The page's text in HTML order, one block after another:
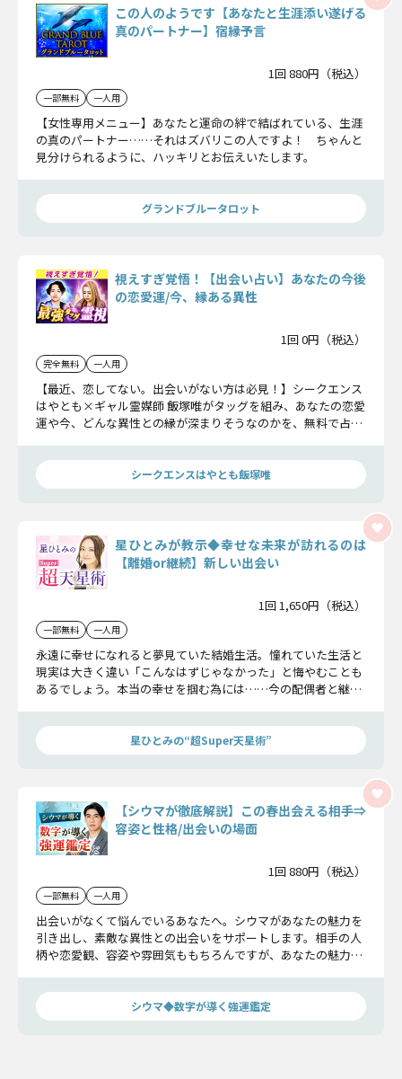
この人のようです【あなたと生涯添い遂げる
真のパートナー】宿縁予言
1回 880円（税込）
一部無料 一人用
【女性専用メニュー】あなたと運命の絆で結ばれている、生涯
の真のパートナー……それはズバリこの人ですよ！ ちゃんと
見分けられるように、ハッキリとお伝えいたします。
グランドブルータロット
視えすぎ覚悟！【出会い占い】あなたの今後
の恋愛運/今、縁ある異性
1回 0円（税込）
完全無料 一人用
【最近、恋してない。出会いがない方は必見！】シークエンス
はやとも×ギャル霊媒師 飯塚唯がタッグを組み、あなたの恋愛
運や今、どんな異性との縁が深まりそうなのかを、無料で占い
シークエンスはやとも飯塚唯
星ひとみが教示◆幸せな未来が訪れるのは
【離婚or継続】新しい出会い
1回 1,650円（税込）
一部無料 一人用
永遠に幸せになれると夢見ていた結婚生活。憧れていた生活と
現実は大きく違い「こんなはずじゃなかった」と悔やむことも
あるでしょう。本当の幸せを掴む為には……今の配偶者と継続
の姿まで真実をお伝えします。
星ひとみの“超Super天星術”
【シウマが徹底解説】この春出会える相手⇒
容姿と性格/出会いの場面
1回 880円（税込）
一部無料 一人用
出会いがなくて悩んでいるあなたへ。シウマがあなたの魅力を
引き出し、素敵な異性との出会いをサポートします。相手の人
柄や恋愛観、容姿や雰囲気ももちろんですが、あなたの魅力も
しょう！
シウマ◆数字が導く強運鑑定